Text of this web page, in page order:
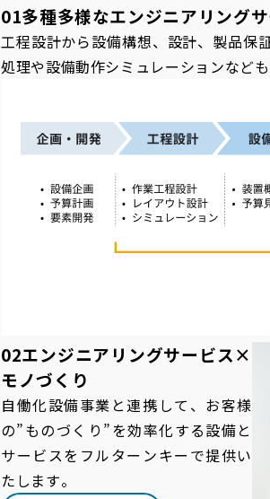
01多種多様なエンジニアリング
工程設計から設備構想、設計、製品保
処理や設備動作シミュレーションなども
02エンジニアリングサービス×
モノづくり
自働化設備事業と連携して、お客様
の”ものづくり”を効率化する設備と
サービスをフルターンキーで提供い
たします。